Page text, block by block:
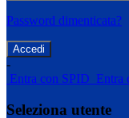
Password dimenticata?
-
Entra con SPID Entra
Seleziona utente